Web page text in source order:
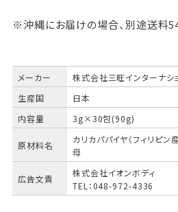
※沖縄にお届けの場合、別途送料
メーカー
株式会社三旺インターナシ
生産国
日本
内容量
3g×30包(90g)
原材料名
カリカパパイヤ（フィリピン
母
広告文責
株式会社イオンボディ
TEL：048-972-4336